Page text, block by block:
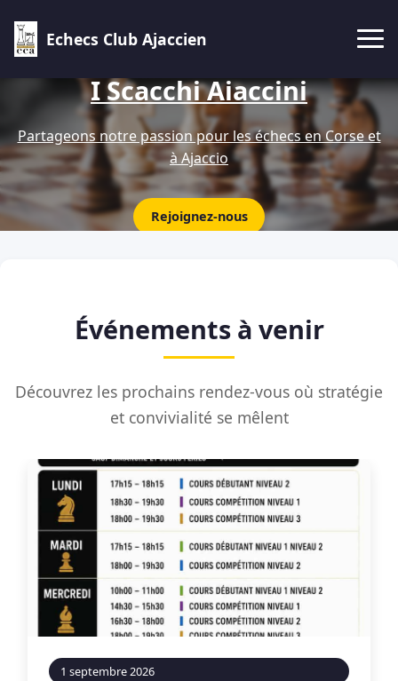
Echecs Club Ajaccien
I Scacchi Aiaccini
Partageons notre passion pour les échecs en Corse et
à Ajaccio
Rejoignez-nous
Événements à venir
Découvrez les prochains rendez-vous où stratégie
et convivialité se mêlent
1 septembre 2026